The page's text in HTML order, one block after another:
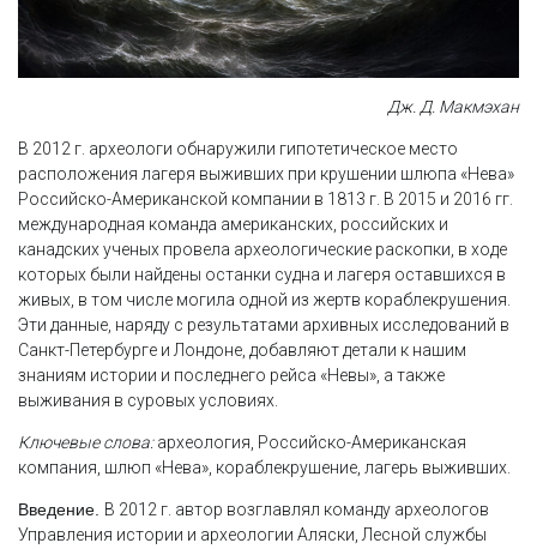
Дж. Д. Макмэхан
В 2012 г. археологи обнаружили гипотетическое место
расположения лагеря выживших при крушении шлюпа «Нева»
Российско-Американской компании в 1813 г. В 2015 и 2016 гг.
международная команда американских, российских и
канадских ученых провела археологические раскопки, в ходе
которых были найдены останки судна и лагеря оставшихся в
живых, в том числе могила одной из жертв кораблекрушения.
Эти данные, наряду с результатами архивных исследований в
Санкт-Петербурге и Лондоне, добавляют детали к нашим
знаниям истории и последнего рейса «Невы», а также
выживания в суровых условиях.
Ключевые слова:археология, Российско-Американская
компания, шлюп «Нева», кораблекрушение, лагерь выживших.
Введение. В 2012 г. автор возглавлял команду археологов
Управления истории и археологии Аляски, Лесной службы